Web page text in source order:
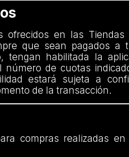
ofrecidos en las Tiendas
que sean pagados a
tengan habilitada la
de cuotas
estará sujeta a
de la transacción.
compras realizadas en